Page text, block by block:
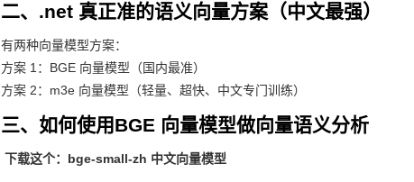
二、.net 真正准的语义向量方案（中文最强）
有两种向量模型方案：
方案 1：BGE 向量模型（国内最准）
方案 2：m3e 向量模型（轻量、超快、中文专门训练）
三、如何使用BGE 向量模型做向量语义分析
下载这个：bge-small-zh 中文向量模型